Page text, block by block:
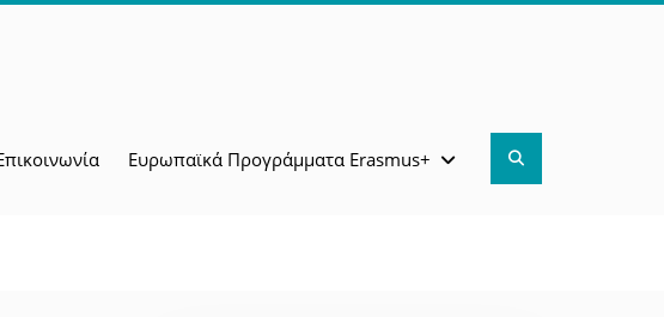
Ευρωπαϊκά Προγράμματα Erasmus+